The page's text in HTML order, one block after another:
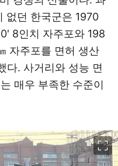
없던 한국군은 1970
8인치 자주포와 198
자주포를 면허 생산
다. 사거리와 성능 면
매우 부족한 수준이